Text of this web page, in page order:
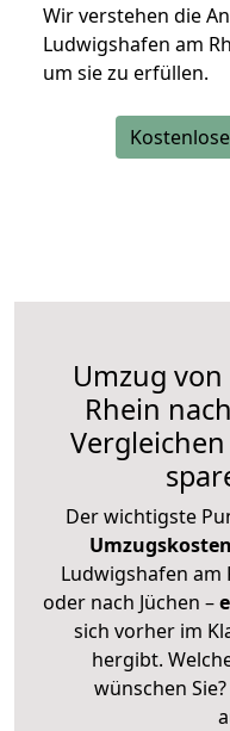
Wir verstehen die
Ludwigshafen am
um sie zu erfüllen.
Umzug
Rhein
Der wichtigste
Ludwigshafen am
oder nach Jüchen –
sich vorher im
hergibt.
wünschen